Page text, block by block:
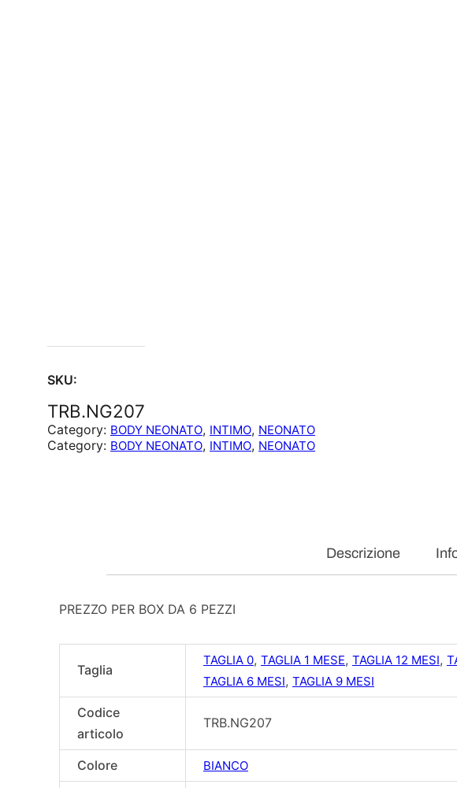
SKU:
TRB.NG207
Category: BODY NEONATO, INTIMO, NEONATO
Category: BODY NEONATO, INTIMO, NEONATO
Descrizione
PREZZO PER BOX DA 6 PEZZI
Taglia
TAGLIA 0, TAGLIA 1 MESE, TAGLIA 12 MESI,
TAGLIA 6 MESI, TAGLIA 9 MESI
Codice
articolo
TRB.NG207
Colore BIANCO